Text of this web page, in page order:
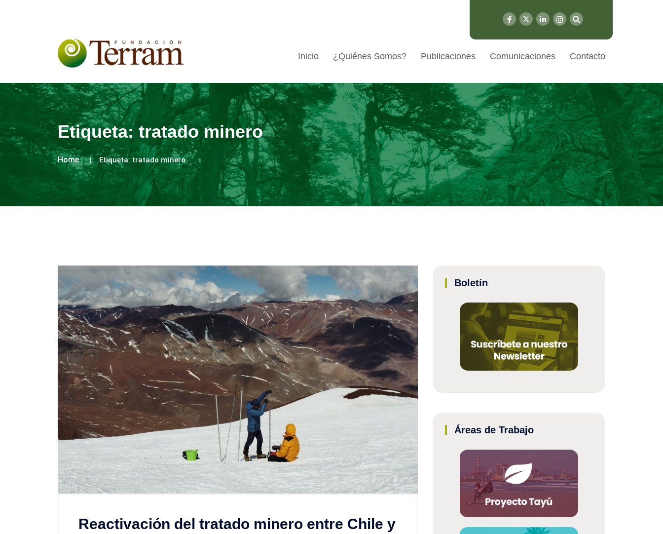
Inicio ¿Quiénes Somos? Publicaciones Comunicaciones Contacto
Etiqueta:tratado minero
Home Etiqueta:tratado minero
Reactivación del tratado minero entre Chile y
Boletín
Áreas de Trabajo